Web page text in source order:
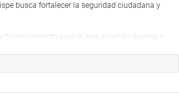
busca fortalecer la seguridad ciudadana y
financiamiento para la seguridad ciudadana y